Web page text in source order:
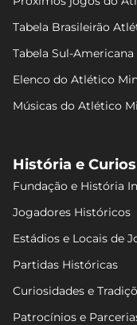
Tabela Brasileirão
Tabela Sul-
Elenco do Atlético
Músicas do Atlético
História e
Fundação e História
Jogadores Históricos
Estádios e Locais de
Partidas Históricas
Curiosidades e
Patrocínios e